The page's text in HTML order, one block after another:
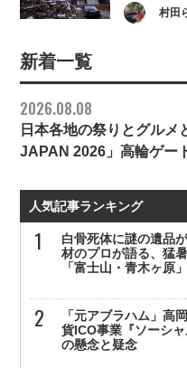
村田
新着一覧
2026.08.08
日本各地の祭りとグルメ
JAPAN 2026」高輪ゲー
人気記事ランキング
白骨死体に謎の遺品
材のプロが語る、猛
「富士山・青木ヶ原
「元アブラハム」高
貨ICO事業『ソーシ
の懸念と疑念